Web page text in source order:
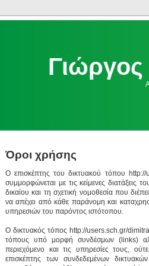
Όροι χρήσης
Ο επισκέπτης του δικτυακού τόπου
συμμορφώνεται με τις κείμενες διατάξεις
δικαίου και τη σχετική νομοθεσία που
να απέχει από κάθε παράνομη και
υπηρεσιών του παρόντος ιστότοπου.
Ο δικτυακός τόπος http://users.sch.gr/
τόπους υπό μορφή συνδέσμων (links)
περιεχόμενο και τις υπηρεσίες τους,
επισκέπτης των συνδεδεμένων